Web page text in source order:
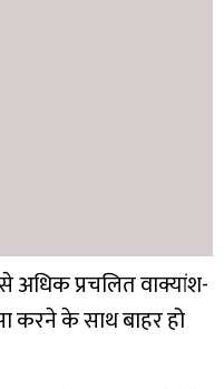
अधिक प्रचलित वाक्यांश-
करने के साथ बाहर हो